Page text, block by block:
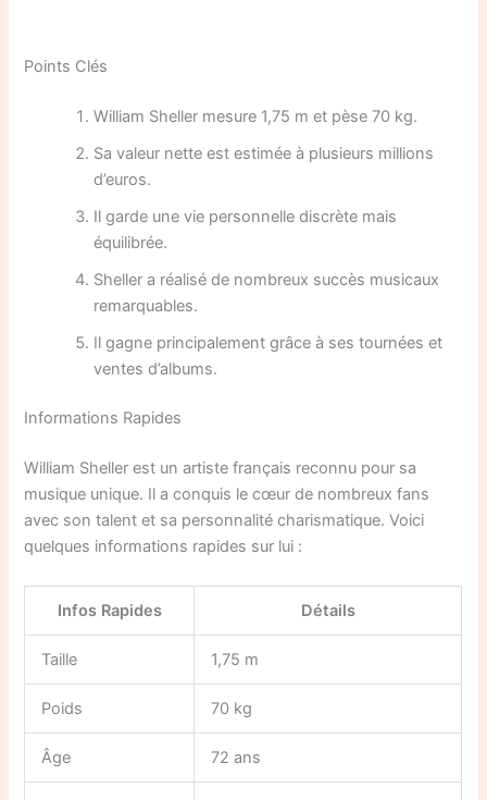
Points Clés
William Sheller mesure 1,75 m et pèse 70 kg.
Sa valeur nette est estimée à plusieurs millions
d’euros.
Il garde une vie personnelle discrète mais
équilibrée.
Sheller a réalisé de nombreux succès musicaux
remarquables.
Il gagne principalement grâce à ses tournées et
ventes d’albums.
Informations Rapides
William Sheller est un artiste français reconnu pour sa
musique unique. Il a conquis le cœur de nombreux fans
avec son talent et sa personnalité charismatique. Voici
quelques informations rapides sur lui :
Infos Rapides Détails
Taille 1,75 m
Poids 70 kg
Âge 72 ans